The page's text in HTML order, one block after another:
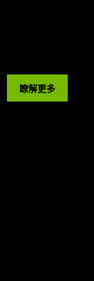
瞭解更多